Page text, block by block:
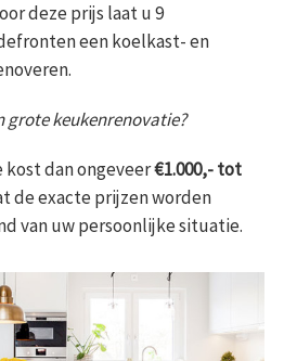
deze prijs laat u 9
een koelkast- en
grote keukenrenovatie?
dan ongeveer€1.000,- tot
de exacte prijzen worden
van uw persoonlijke situatie.